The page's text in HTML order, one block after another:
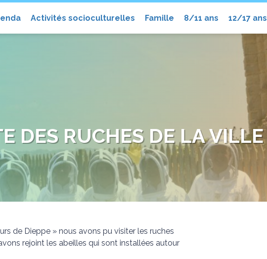
Activités socioculturelles Famille 8/11 ans 12/17 ans
DES RUCHES DE LA VILLE
de Dieppe » nous avons pu visiter les ruches
rejoint les abeilles qui sont installées autour